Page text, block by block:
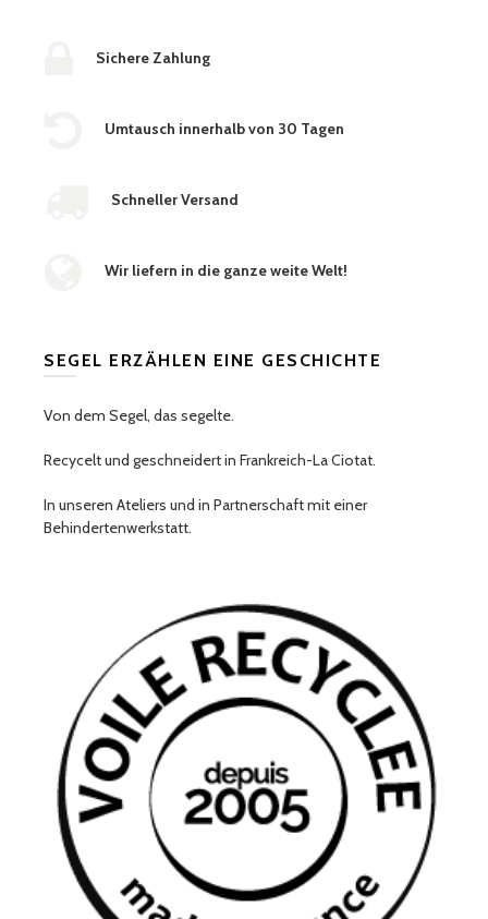
Sichere Zahlung
Umtausch innerhalb von 30 Tagen
Schneller Versand
Wir liefern in die ganze weite Welt!
SEGEL ERZÄHLEN EINE GESCHICHTE
Von dem Segel, das segelte.
Recycelt und geschneidert in Frankreich-La Ciotat.
In unseren Ateliers und in Partnerschaft mit einer
Behindertenwerkstatt.